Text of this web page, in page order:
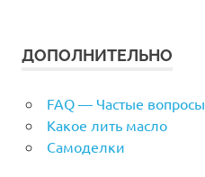
ДОПОЛНИТЕЛЬНО
FAQ — Частые вопросы
Какое лить масло
Самоделки